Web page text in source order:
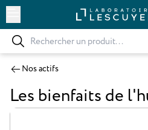
Nos actifs
Les bienfaits de